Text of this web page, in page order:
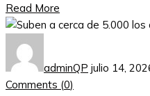
Read More
adminQP julio 14,
Comments (0)